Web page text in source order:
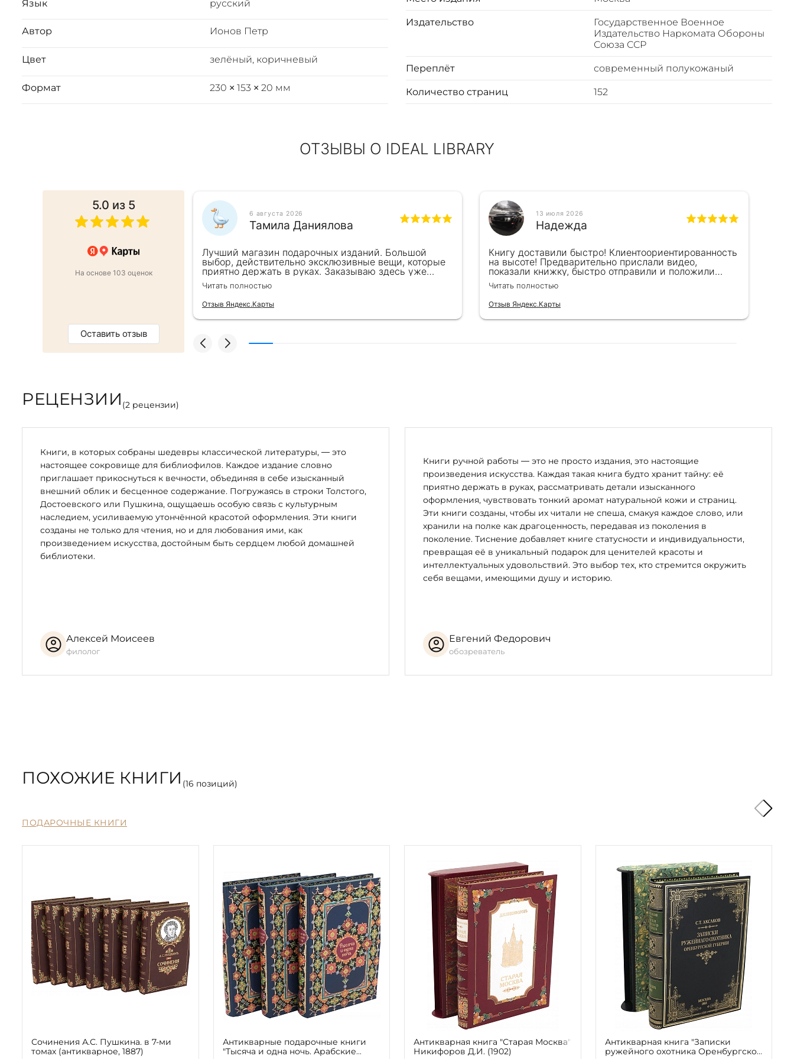
Язык русский
Автор Ионов Петр
Цвет зелёный, коричневый
Формат 230 × 153 × 20 мм
Издательство
Государственное Военное
Издательство Наркомата Обороны
Союза ССР
Переплёт современный полукожаный
Количество страниц 152
ОТЗЫВЫ О IDEAL LIBRARY
5.0 из 5
На основе 103 оценок
Оставить отзыв
подарок коллеге. Менеджер
оформили заказ и доставку на
6 августа 2026
Тамила Даниялова
Лучший магазин подарочных изданий. Большой
выбор, действительно эксклюзивные вещи, которые
приятно держать в руках. Заказываю здесь уже
второй раз для бизнес-партнеров, всегда всё
безупречно — от общения с консультантами до
качества самих книг. Однозначно рекомендую
Читать полностью
Отзыв Яндекс.Карты
13 июля 2026
Надежда
Книгу доставили быстро! Клиентоориентированность
на высоте! Предварительно прислали видео,
показали книжку, быстро отправили и положили
подарочек) Спасибо!!!
Читать полностью
Отзыв Яндекс.Карты
РЕЦЕНЗИИ (2 рецензии)
Книги, в которых собраны шедевры классической литературы, — это
настоящее сокровище для библиофилов. Каждое издание словно
приглашает прикоснуться к вечности, объединяя в себе изысканный
внешний облик и бесценное содержание. Погружаясь в строки Толстого,
Достоевского или Пушкина, ощущаешь особую связь с культурным
наследием, усиливаемую утончённой красотой оформления. Эти книги
созданы не только для чтения, но и для любования ими, как
произведением искусства, достойным быть сердцем любой домашней
библиотеки.
Алексей Моисеев
филолог
Книги ручной работы — это не просто издания, это настоящие
произведения искусства. Каждая такая книга будто хранит тайну: её
приятно держать в руках, рассматривать детали изысканного
оформления, чувствовать тонкий аромат натуральной кожи и страниц.
Эти книги созданы, чтобы их читали не спеша, смакуя каждое слово, или
хранили на полке как драгоценность, передавая из поколения в
поколение. Тиснение добавляет книге статусности и индивидуальности,
превращая её в уникальный подарок для ценителей красоты и
интеллектуальных удовольствий. Это выбор тех, кто стремится окружить
себя вещами, имеющими душу и историю.
Евгений Федорович
обозреватель
ПОХОЖИЕ КНИГИ (16 позиций)
ПОДАРОЧНЫЕ КНИГИ
Сочинения А.С. Пушкина. в 7-ми
томах (антикварное, 1887)
Антикварные подарочные книги
"Тысяча и одна ночь. Арабские
Антикварная книга "Старая Москва"
Никифоров Д.И. (1902)
Антикварная книга "Записки
ружейного охотника Оренбургской